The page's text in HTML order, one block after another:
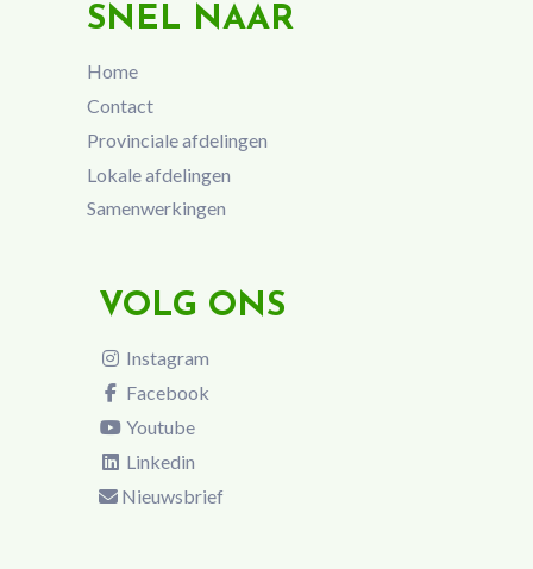
SNEL NAAR
Home
Contact
Provinciale afdelingen
Lokale afdelingen
Samenwerkingen
VOLG ONS
Instagram
Facebook
Youtube
Linkedin
Nieuwsbrief